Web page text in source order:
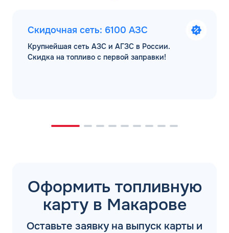
Скидочная сеть: 6100 АЗС
Крупнейшая сеть АЗС и АГЗС в России.
Скидка на топливо с первой заправки!
Оформить топливную
карту в Макарове
Оставьте заявку на выпуск карты и